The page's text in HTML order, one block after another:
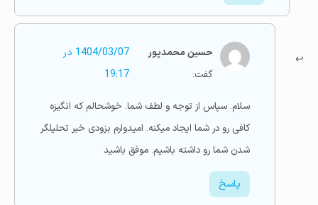
حسین محمدپور
گفت:
1404/03/07 در
19:17
سلام. سپاس از توجه و لطف شما. خوشحالم که انگیزه
کافی رو در شما ایجاد میکنه. امیدوارم بزودی خبر تحلیلگر
شدن شما رو داشته باشیم. موفق باشید
پاسخ